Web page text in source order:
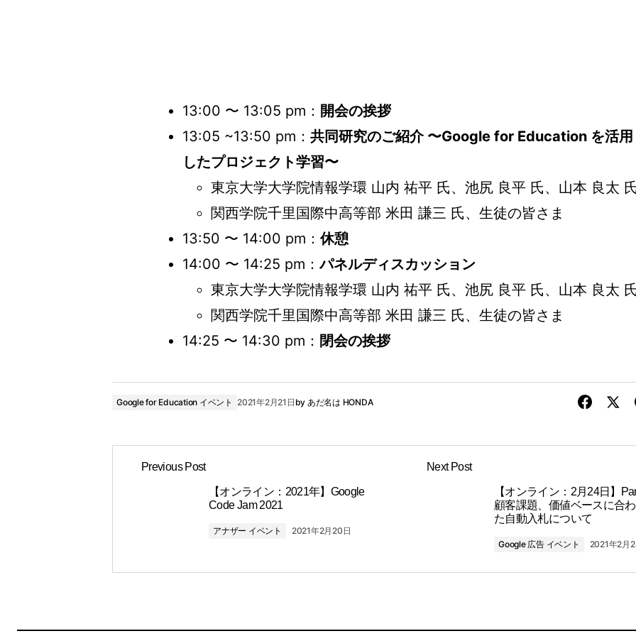
13:00 〜 13:05 pm： 開会の挨拶
13:05 ~13:50 pm： 共同研究のご紹介 〜Google for Education を活用
したプロジェクト学習〜
東京大学大学院情報学環 山内 祐平 氏、池尻 良平 氏、山本 良太
関西学院千里国際中高等部 米田 謙三 氏、生徒の皆さま
13:50 〜 14:00 pm：休憩
14:00 〜 14:25 pm：パネルディスカッション
東京大学大学院情報学環 山内 祐平 氏、池尻 良平 氏、山本 良太
関西学院千里国際中高等部 米田 謙三 氏、生徒の皆さま
14:25 〜 14:30 pm： 閉会の挨拶
Google for Education イベント 2021年2月21日 by あだ名は HONDA
Previous Post
【オンライン：2021年】Google
Code Jam 2021
アナザー イベント 2021年2月20日
Next Post
【オンライン：2月24日】
顧客課題、価値ベースに合
た自動入札について
Google 広告 イベント 2021年2月